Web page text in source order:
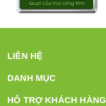
LIÊN HỆ
DANH MỤC
HỖ TRỢ KHÁCH HÀNG